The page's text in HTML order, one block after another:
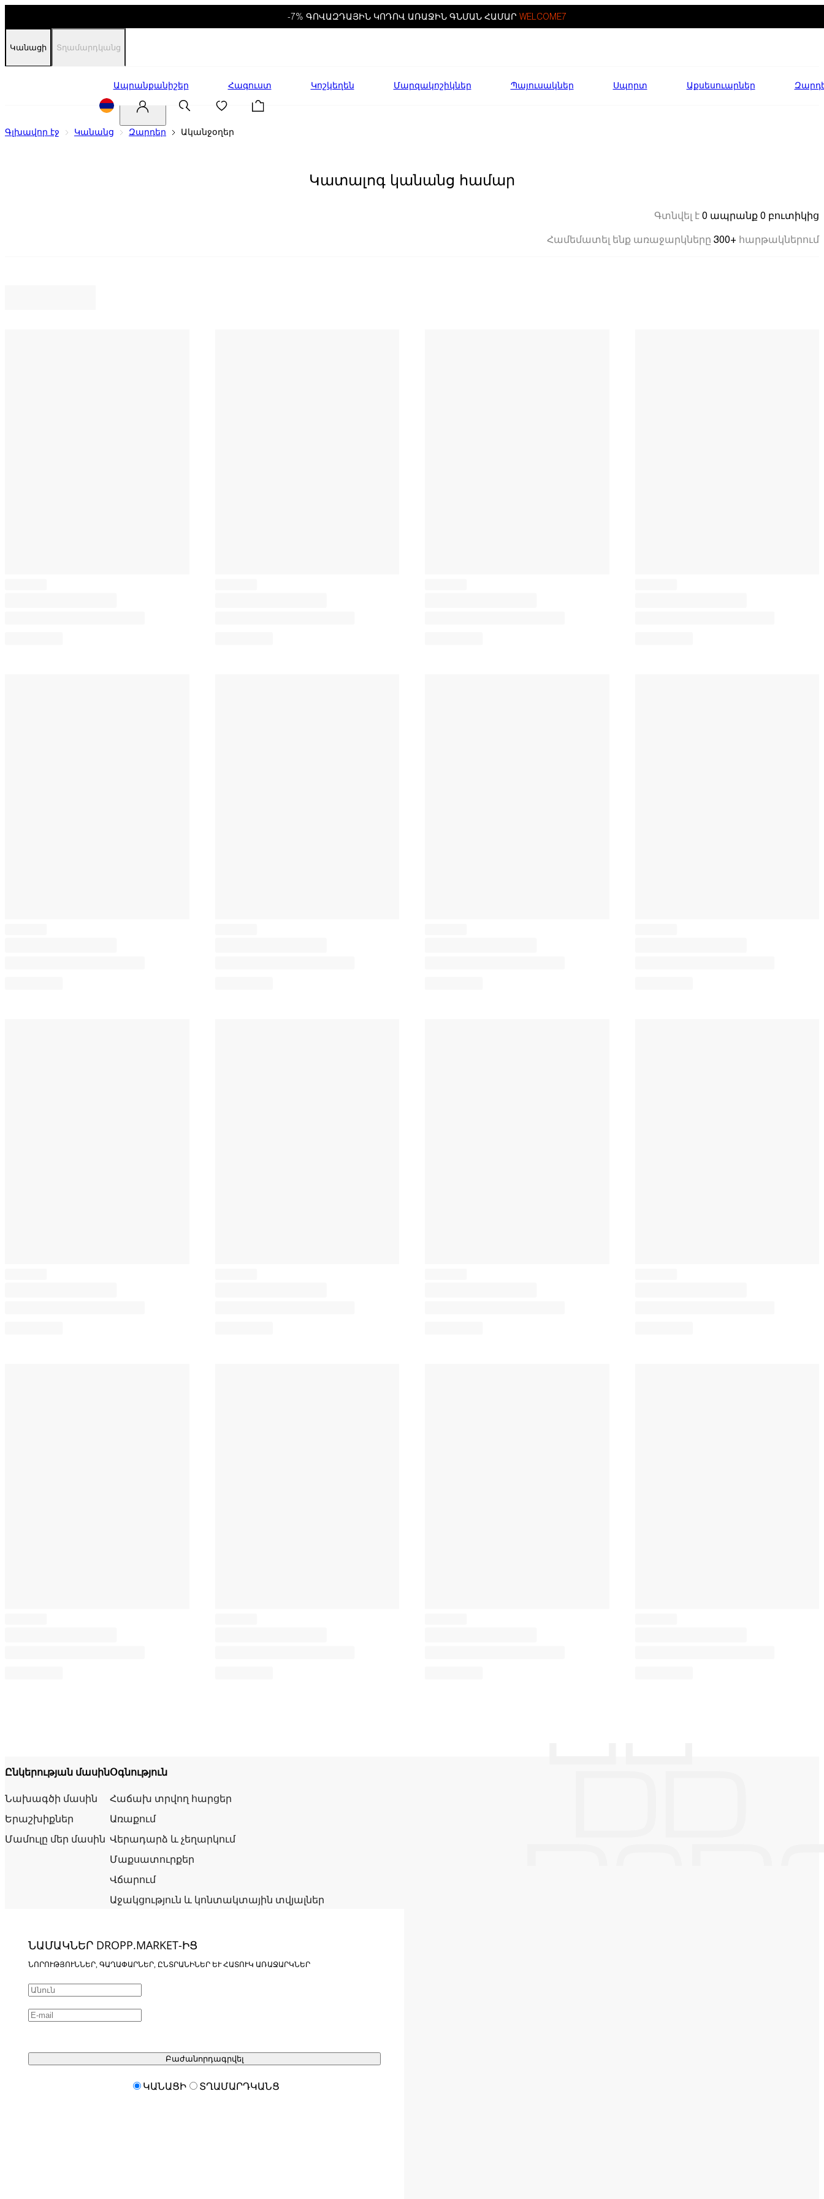
-7% ԳՈՎԱԶԴԱՅԻՆ ԿՈԴՈՎ ԱՌԱՋԻՆ ԳՆՄԱՆ ՀԱՄԱՐ WELCOME7
Կանացի Տղամարդկանց
Ապրանքանիշեր Հագուստ Կոշկեղեն Մարզակոշիկներ Պայուսակներ Սպորտ Աքսեսուարներ
Գլխավոր էջ Կանանց Զարդեր Ականջօղեր
Կատալոգ կանանց համար
Գտնվել է 0 ապրանք 0 բուտիկից
Համեմատել ենք առաջարկները 300+ հարթակներում
Ընկերության մասին
Նախագծի մասին
Երաշխիքներ
Մամուլը մեր մասին
Օգնություն
Հաճախ տրվող հարցեր
Առաքում
Վերադարձ և չեղարկում
Մաքսատուրքեր
Վճարում
Աջակցություն և կոնտակտային տվյալներ
ՆԱՄԱԿՆԵՐ DROPP.MARKET-ԻՑ
ՆՈՐՈՒԹՅՈՒՆՆԵՐ, ԳԱՂԱՓԱՐՆԵՐ, ԸՆՏՐԱՆԻՆԵՐ ԵՒ ՀԱՏՈՒԿ ԱՌԱՋԱՐԿՆԵՐ
Բաժանորդագրվել
ԿԱՆԱՑԻ ՏՂԱՄԱՐԴԿԱՆՑ